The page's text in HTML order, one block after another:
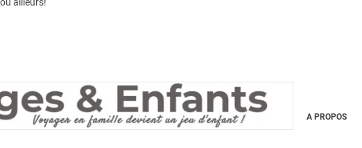
A PROPOS